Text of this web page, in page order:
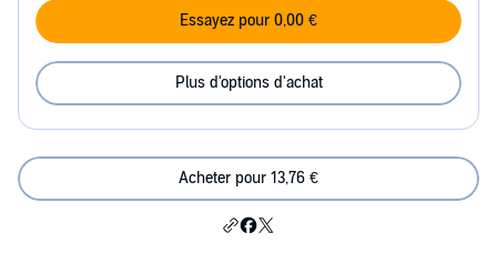
Essayez pour 0,00 €
Plus d'options d'achat
Acheter pour 13,76 €